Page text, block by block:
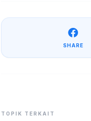
SHARE
TOPIK TERKAIT